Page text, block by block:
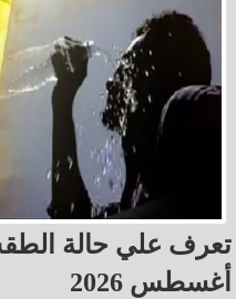
أغسطس 2026